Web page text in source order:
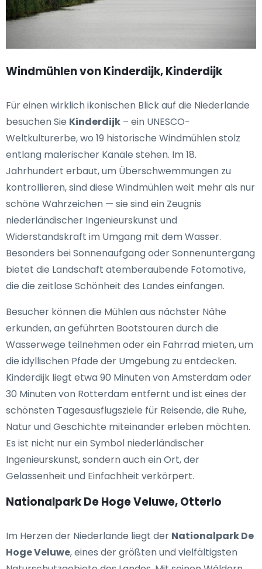
Windmühlen von Kinderdijk, Kinderdijk
Für einen wirklich ikonischen Blick auf die Niederlande
besuchen Sie Kinderdijk – ein UNESCO-
Weltkulturerbe, wo 19 historische Windmühlen stolz
entlang malerischer Kanäle stehen. Im 18.
Jahrhundert erbaut, um Überschwemmungen zu
kontrollieren, sind diese Windmühlen weit mehr als nur
schöne Wahrzeichen — sie sind ein Zeugnis
niederländischer Ingenieurskunst und
Widerstandskraft im Umgang mit dem Wasser.
Besonders bei Sonnenaufgang oder Sonnenuntergang
bietet die Landschaft atemberaubende Fotomotive,
die die zeitlose Schönheit des Landes einfangen.
Besucher können die Mühlen aus nächster Nähe
erkunden, an geführten Bootstouren durch die
Wasserwege teilnehmen oder ein Fahrrad mieten, um
die idyllischen Pfade der Umgebung zu entdecken.
Kinderdijk liegt etwa 90 Minuten von Amsterdam oder
30 Minuten von Rotterdam entfernt und ist eines der
schönsten Tagesausflugsziele für Reisende, die Ruhe,
Natur und Geschichte miteinander erleben möchten.
Es ist nicht nur ein Symbol niederländischer
Ingenieurskunst, sondern auch ein Ort, der
Gelassenheit und Einfachheit verkörpert.
Nationalpark De Hoge Veluwe, Otterlo
Im Herzen der Niederlande liegt der Nationalpark De
Hoge Veluwe, eines der größten und vielfältigsten